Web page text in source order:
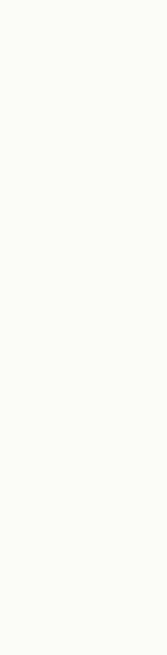
Une
Choisissez,